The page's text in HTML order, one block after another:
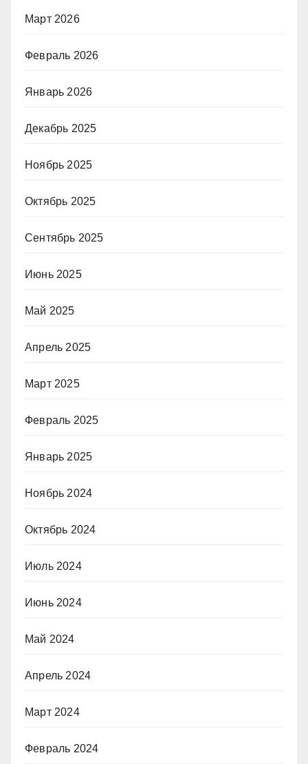
Март 2026
Февраль 2026
Январь 2026
Декабрь 2025
Ноябрь 2025
Октябрь 2025
Сентябрь 2025
Июнь 2025
Май 2025
Апрель 2025
Март 2025
Февраль 2025
Январь 2025
Ноябрь 2024
Октябрь 2024
Июль 2024
Июнь 2024
Май 2024
Апрель 2024
Март 2024
Февраль 2024